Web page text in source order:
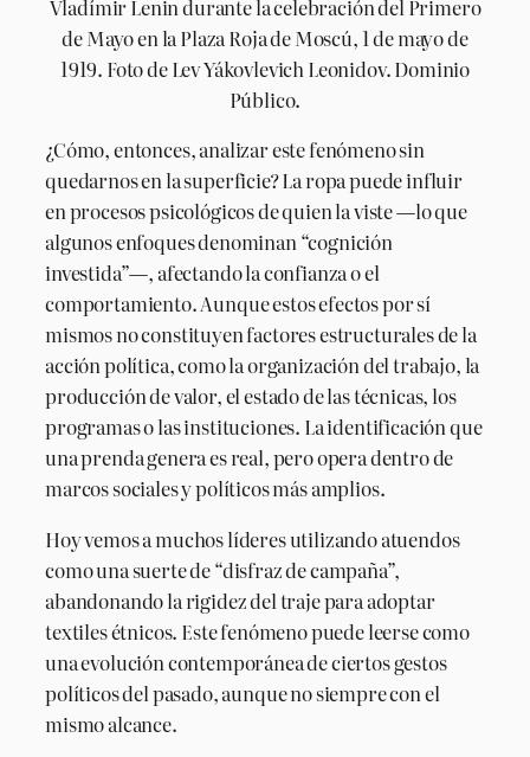
Vladímir Lenin durante la celebración del Primero
de Mayo en la Plaza Roja de Moscú, 1 de mayo de
1919. Foto de Lev Yákovlevich Leonidov. Dominio
Público.
¿Cómo, entonces, analizar este fenómeno sin
quedarnos en la superficie? La ropa puede influir
en procesos psicológicos de quien la viste —lo que
algunos enfoques denominan “cognición
investida”—, afectando la confianza o el
comportamiento. Aunque estos efectos por sí
mismos no constituyen factores estructurales de la
acción política, como la organización del trabajo, la
producción de valor, el estado de las técnicas, los
programas o las instituciones. La identificación que
una prenda genera es real, pero opera dentro de
marcos sociales y políticos más amplios.
Hoy vemos a muchos líderes utilizando atuendos
como una suerte de “disfraz de campaña”,
abandonando la rigidez del traje para adoptar
textiles étnicos. Este fenómeno puede leerse como
una evolución contemporánea de ciertos gestos
políticos del pasado, aunque no siempre con el
mismo alcance.